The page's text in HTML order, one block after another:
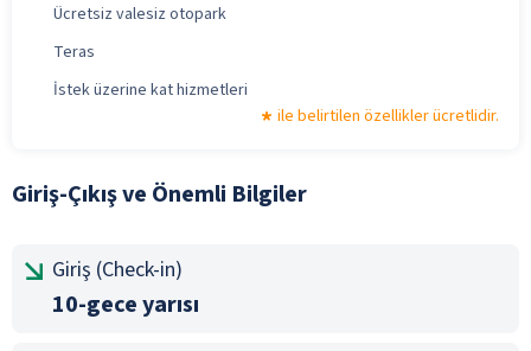
Ücretsiz valesiz otopark
Teras
İstek üzerine kat hizmetleri
ile belirtilen özellikler ücretlidir.
Giriş-Çıkış ve Önemli Bilgiler
Giriş (Check-in)
10-gece yarısı